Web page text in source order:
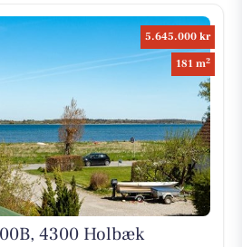
5.645.000 kr
181 m2
4300 Holbæk